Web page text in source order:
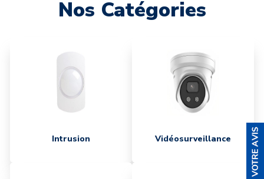
Nos Catégories
Intrusion Vidéosurveillance